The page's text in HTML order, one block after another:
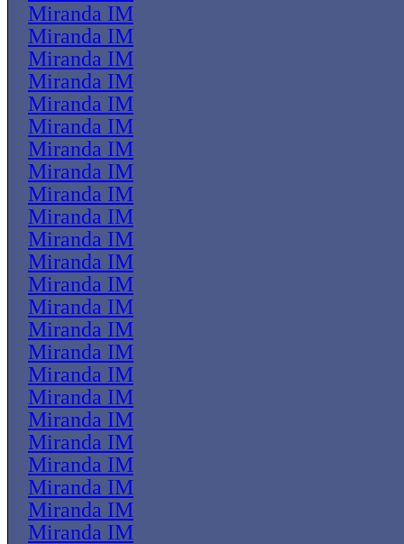
Miranda IM
Miranda IM
Miranda IM
Miranda IM
Miranda IM
Miranda IM
Miranda IM
Miranda IM
Miranda IM
Miranda IM
Miranda IM
Miranda IM
Miranda IM
Miranda IM
Miranda IM
Miranda IM
Miranda IM
Miranda IM
Miranda IM
Miranda IM
Miranda IM
Miranda IM
Miranda IM
Miranda IM